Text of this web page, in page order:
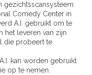
gezichtsscansysteem
Comedy Center in
A.I. gebruikt om te
het leveren van zijn
die probeert te
kan worden gebruikt
op te nemen.